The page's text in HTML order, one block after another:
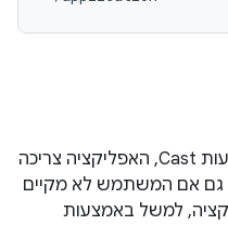
כדי להפעיל הפעלה מרחוק באמצעות Cast, האפליקציה צריכה
גם אם המשתמש לא מקיים
למשל באמצעות